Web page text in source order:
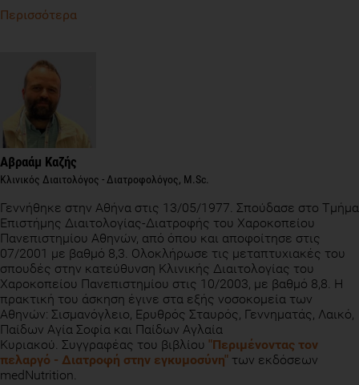
Περισσότερα
Αβραάμ Καζής
Κλινικός Διαιτολόγος - Διατροφολόγος, M.Sc.
Γεννήθηκε στην Αθήνα στις 13/05/1977. Σπούδασε στο Tμήμα
Επιστήμης Διαιτολογίας-Διατροφής του Χαροκοπείου
Πανεπιστημίου Αθηνών, από όπου και αποφοίτησε στις
07/2001 με βαθμό 8,3. Ολοκλήρωσε τις μεταπτυχιακές του
σπουδές στην κατεύθυνση Κλινικής Διαιτολογίας του
Χαροκοπείου Πανεπιστημίου στις 10/2003, με βαθμό 8,8. Η
πρακτική του άσκηση έγινε στα εξής νοσοκομεία των
Αθηνών: Σισμανόγλειο, Ερυθρός Σταυρός, Γεννηματάς, Λαικό,
Παίδων Αγία Σοφία και Παίδων Αγλαία
Κυριακού. Συγγραφέας του βιβλίου "Περιμένοντας τον
πελαργό - Διατροφή στην εγκυμοσύνη" των εκδόσεων
medNutrition.